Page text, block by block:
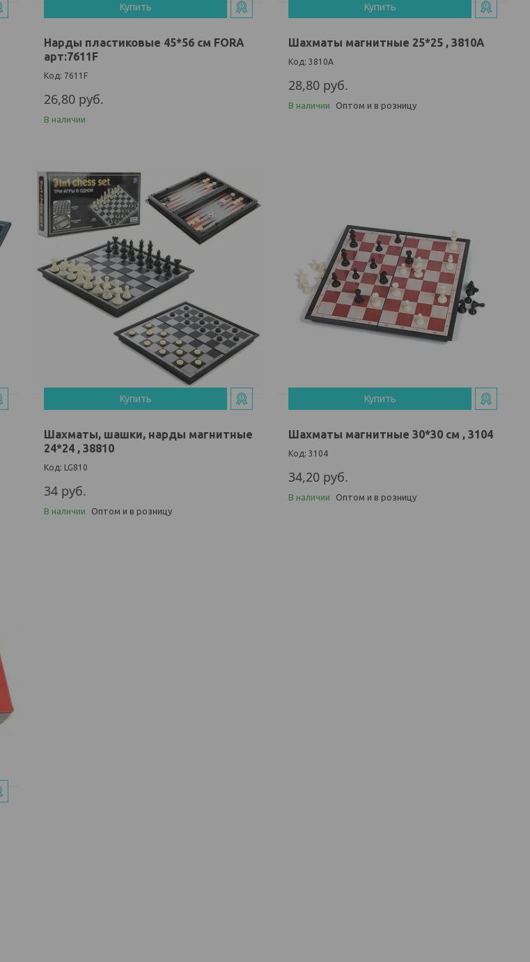
Купить
Нарды пластиковые 45*56 см FORA
арт:7611F
7611F
26,80 руб.
В наличии
Купить
Шахматы магнитные 25*25 , 3810A
3810A
28,80 руб.
В наличии Оптом и в розницу
Купить
Шахматы, шашки, нарды магнитные
24*24 , 38810
LG810
34 руб.
В наличии Оптом и в розницу
Купить
Шахматы магнитные 30*30 см , 3104
3104
34,20 руб.
В наличии Оптом и в розницу